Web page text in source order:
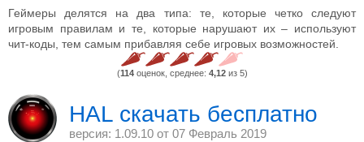
Геймеры делятся на два типа: те, которые четко следуют
игровым правилам и те, которые нарушают их – используют
чит-коды, тем самым прибавляя себе игровых возможностей.
(114оценок, среднее: 4,12из 5)
HAL скачать бесплатно
версия: 1.09.10 от 07 Февраль 2019